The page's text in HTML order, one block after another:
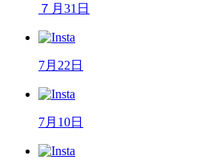
７月31日
7月22日
7月10日